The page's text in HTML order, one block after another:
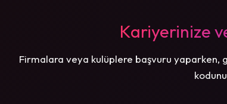
Kariyerinize
Firmalara veya kulüplere başvuru yaparken,